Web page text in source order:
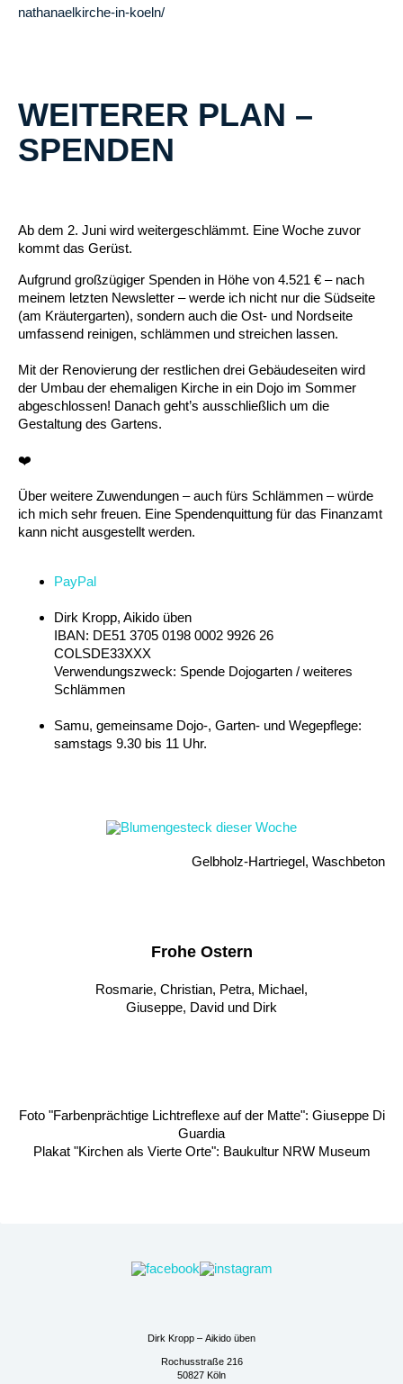
nathanaelkirche-in-koeln/
WEITERER PLAN –
SPENDEN
Ab dem 2. Juni wird weitergeschlämmt. Eine Woche zuvor
kommt das Gerüst.
Aufgrund großzügiger Spenden in Höhe von 4.521 € – nach
meinem letzten Newsletter – werde ich nicht nur die Südseite
(am Kräutergarten), sondern auch die Ost- und Nordseite
umfassend reinigen, schlämmen und streichen lassen.
Mit der Renovierung der restlichen drei Gebäudeseiten wird
der Umbau der ehemaligen Kirche in ein Dojo im Sommer
abgeschlossen! Danach geht’s ausschließlich um die
Gestaltung des Gartens.
❤️
Über weitere Zuwendungen – auch fürs Schlämmen – würde
ich mich sehr freuen. Eine Spendenquittung für das Finanzamt
kann nicht ausgestellt werden.
PayPal
Dirk Kropp, Aikido üben
IBAN: DE51 3705 0198 0002 9926 26
COLSDE33XXX
Verwendungszweck: Spende Dojogarten / weiteres
Schlämmen
Samu, gemeinsame Dojo-, Garten- und Wegepflege:
samstags 9.30 bis 11 Uhr.
Gelbholz-Hartriegel, Waschbeton
Frohe Ostern
Rosmarie, Christian, Petra, Michael,
Giuseppe, David und Dirk
Foto "Farbenprächtige Lichtreflexe auf der Matte": Giuseppe Di
Guardia
Plakat "Kirchen als Vierte Orte": Baukultur NRW Museum
Dirk Kropp – Aikido üben
Rochusstraße 216
50827 Köln